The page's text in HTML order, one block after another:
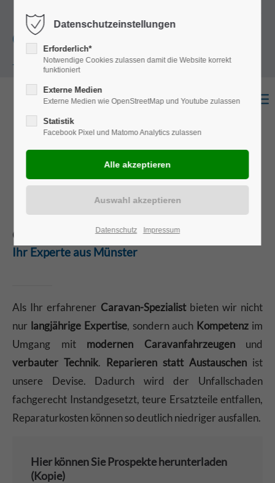
+49
(0)251 322 631
- 0
BÜGELT ALLE FEHLER AUS
CARAVANSERVICE
Ihr Experte aus Münster
Als Ihr erfahrener Caravan-Spezialistbieten wir nicht
nur langjährige Expertise, sondern auch Kompetenz im
Umgang mit modernen Caravanfahrzeugenund
verbauter Technik. Reparieren statt Austauschen ist
unsere Devise. Dadurch wird der Unfallschaden
fachgerecht Instandgesetzt, teure Ersatzteile entfallen,
Reparaturkosten können so deutlich niedriger ausfallen.
Hier können Sie Prospekte herunterladen
(Kopie)
Datenschutzeinstellungen
Erforderlich*
Notwendige Cookies zulassen damit die Website korrekt
funktioniert
Externe Medien
Externe Medien wie OpenStreetMap und Youtube zulassen
Statistik
Facebook Pixel und Matomo Analytics zulassen
Datenschutz Impressum